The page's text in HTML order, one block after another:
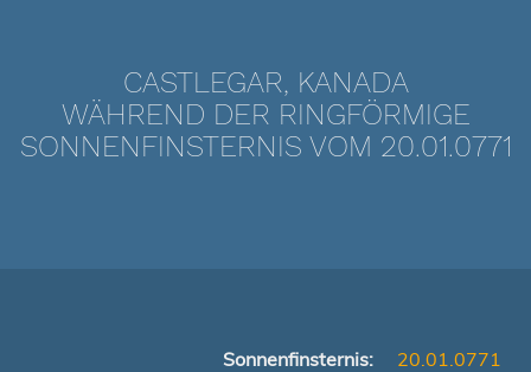
CASTLEGAR, KANADA
WÄHREND DER RINGFÖRMIGE
SONNENFINSTERNIS VOM 20.01.0771
Sonnenfinsternis:
20.01.0771